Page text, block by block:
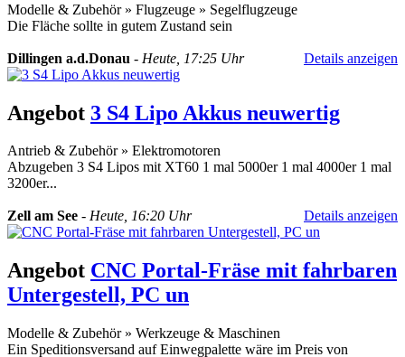
Modelle & Zubehör » Flugzeuge » Segelflugzeuge
Die Fläche sollte in gutem Zustand sein
Dillingen a.d.Donau - Heute, 17:25 Uhr Details anzeigen
Angebot 3 S4 Lipo Akkus neuwertig
Antrieb & Zubehör » Elektromotoren
Abzugeben 3 S4 Lipos mit XT60 1 mal 5000er 1 mal 4000er 1 mal
3200er...
Zell am See - Heute, 16:20 Uhr Details anzeigen
Angebot CNC Portal-Fräse mit fahrbaren
Untergestell, PC un
Modelle & Zubehör » Werkzeuge & Maschinen
Ein Speditionsversand auf Einwegpalette wäre im Preis von